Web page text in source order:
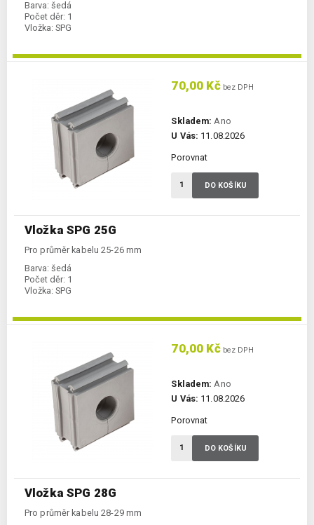
Barva: šedá
Počet děr: 1
Vložka: SPG
Vložka SPG 25G
Pro průměr kabelu 25-26 mm
Barva: šedá
Počet děr: 1
Vložka: SPG
70,00 Kčbez DPH
Skladem: Ano
U Vás: 11.08.2026
Porovnat
DO KOŠÍKU
Vložka SPG 28G
Pro průměr kabelu 28-29 mm
70,00 Kčbez DPH
Skladem: Ano
U Vás: 11.08.2026
Porovnat
DO KOŠÍKU